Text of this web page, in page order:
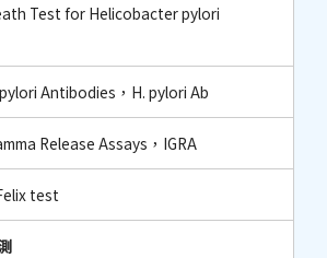
Test for Helicobacter pylori
Antibodies，H. pylori Ab
Release Assays，IGRA
test